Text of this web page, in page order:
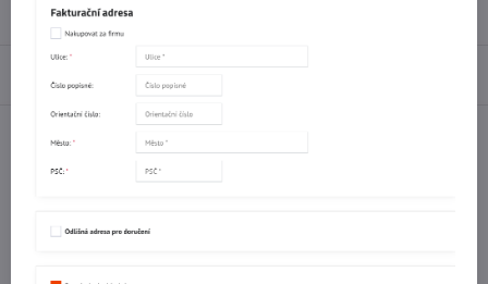
Recenze 0
FacebookTwitterBlueskyPinterestReddit
Kontaktujte nás: